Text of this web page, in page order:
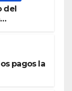
del
pagos la